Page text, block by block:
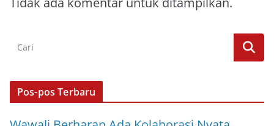
Pos-pos Terbaru